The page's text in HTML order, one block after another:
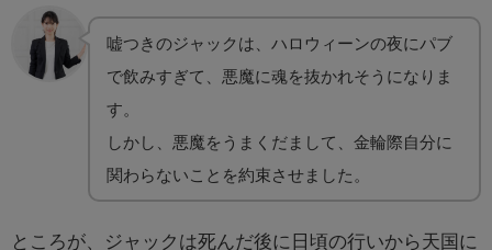
嘘つきのジャックは、ハロウィーンの夜にパブ
で飲みすぎて、悪魔に魂を抜かれそうになりま
す。
しかし、悪魔をうまくだまして、金輪際自分に
関わらないことを約束させました。
ところが、ジャックは死んだ後に日頃の行いから天国に